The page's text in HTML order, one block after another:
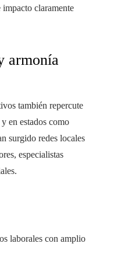
claramente
armonía
también repercute
en estados como
surgido redes locales
especialistas
laborales con amplio